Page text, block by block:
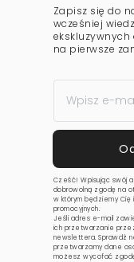
Zapisz się do
wcześniej
ekskluzywnych
na pierwsze
Cześć! Wpisując swój
dobrowolną zgodę na
w którym będziemy
promocyjnych.
Jeśli adres e-mail
ich przetwarzanie
newslettera. Sprawdź
przetwarzamy dane
możesz wycofać